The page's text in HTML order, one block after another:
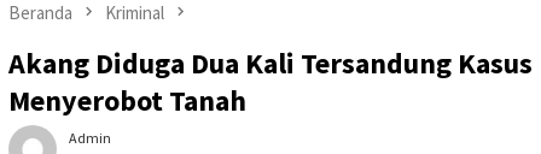
Beranda Kriminal
Akang Diduga Dua Kali Tersandung Kasus
Menyerobot Tanah
Admin